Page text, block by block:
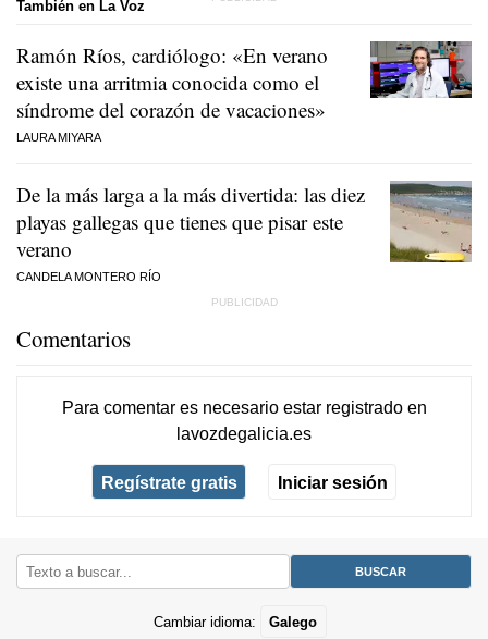
También en La Voz
Ramón Ríos, cardiólogo: «En verano
existe una arritmia conocida como el
síndrome del corazón de vacaciones»
LAURA MIYARA
De la más larga a la más divertida: las diez
playas gallegas que tienes que pisar este
verano
CANDELA MONTERO RÍO
Comentarios
Para comentar es necesario estar registradoen
lavozdegalicia.es
Regístrate gratis Iniciar sesión
Cambiar idioma: Galego